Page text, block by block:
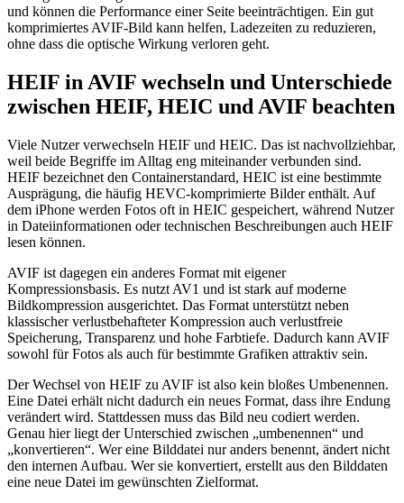
und können die Performance einer Seite beeinträchtigen. Ein gut
komprimiertes AVIF-Bild kann helfen, Ladezeiten zu reduzieren,
ohne dass die optische Wirkung verloren geht.
HEIF in AVIF wechseln und Unterschiede
zwischen HEIF, HEIC und AVIF beachten
Viele Nutzer verwechseln HEIF und HEIC. Das ist nachvollziehbar,
weil beide Begriffe im Alltag eng miteinander verbunden sind.
HEIF bezeichnet den Containerstandard, HEIC ist eine bestimmte
Ausprägung, die häufig HEVC-komprimierte Bilder enthält. Auf
dem iPhone werden Fotos oft in HEIC gespeichert, während Nutzer
in Dateiinformationen oder technischen Beschreibungen auch HEIF
lesen können.
AVIF ist dagegen ein anderes Format mit eigener
Kompressionsbasis. Es nutzt AV1 und ist stark auf moderne
Bildkompression ausgerichtet. Das Format unterstützt neben
klassischer verlustbehafteter Kompression auch verlustfreie
Speicherung, Transparenz und hohe Farbtiefe. Dadurch kann AVIF
sowohl für Fotos als auch für bestimmte Grafiken attraktiv sein.
Der Wechsel von HEIF zu AVIF ist also kein bloßes Umbenennen.
Eine Datei erhält nicht dadurch ein neues Format, dass ihre Endung
verändert wird. Stattdessen muss das Bild neu codiert werden.
Genau hier liegt der Unterschied zwischen „umbenennen“ und
„konvertieren“. Wer eine Bilddatei nur anders benennt, ändert nicht
den internen Aufbau. Wer sie konvertiert, erstellt aus den Bilddaten
eine neue Datei im gewünschten Zielformat.